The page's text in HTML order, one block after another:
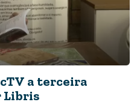
a terceira
Libris